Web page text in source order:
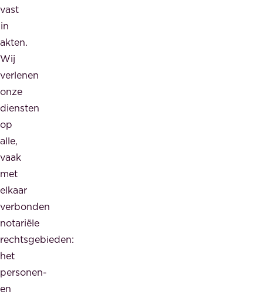
vast
in
akten.
Wij
verlenen
onze
diensten
op
alle,
vaak
met
elkaar
verbonden
notariële
rechtsgebieden:
het
personen-
en